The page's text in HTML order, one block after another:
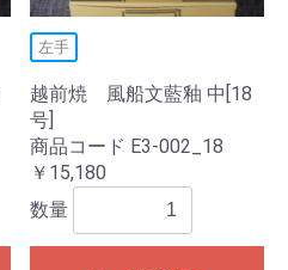
左手
越前焼 風船文藍釉 中[18
号]
商品コード E3-002_18
￥15,180
数量